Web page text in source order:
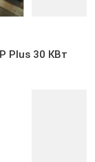
Plus 30 КВт